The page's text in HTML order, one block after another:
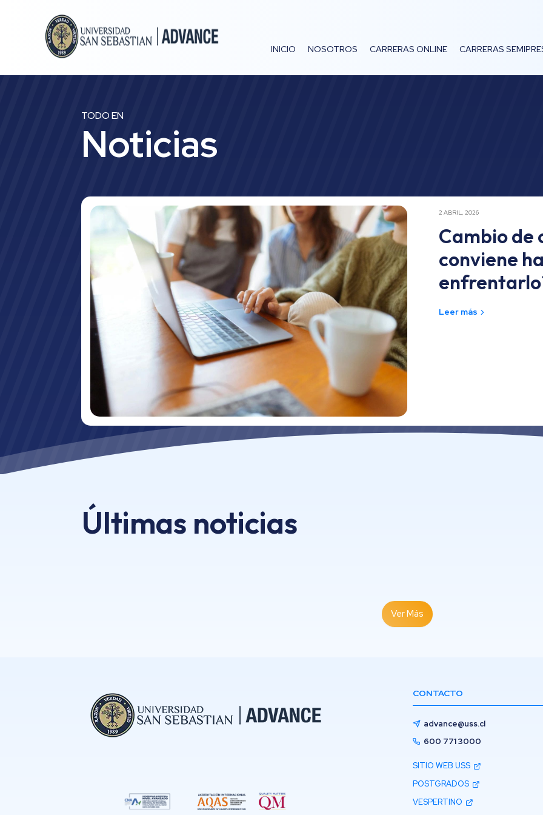
INICIO NOSOTROS CARRERAS ONLINE CARRERAS
TODO EN
Noticias
2 ABRIL, 2026
Cambio de
conviene
Leer más
Últimas noticias
Ver Más
CONTACTO
advance@uss.cl
600 771 3000
SITIO WEB USS
POSTGRADOS
VESPERTINO